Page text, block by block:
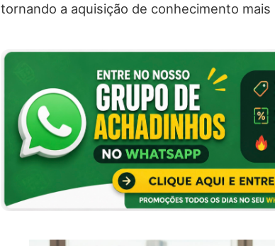
tornando a aquisição de conhecimento